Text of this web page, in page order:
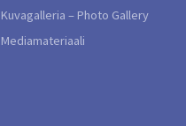
Kuvagalleria – Photo Gallery
Mediamateriaali